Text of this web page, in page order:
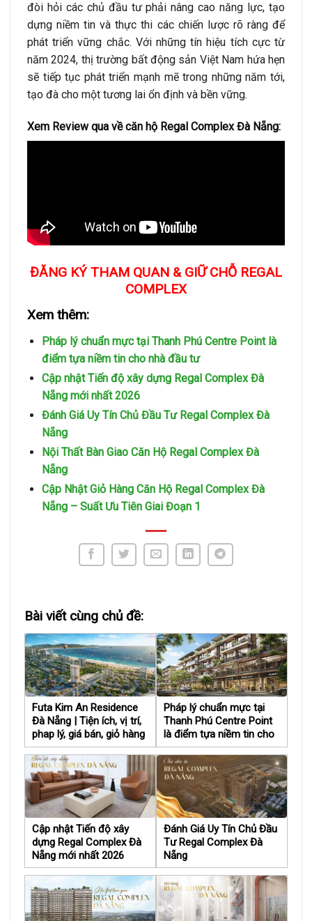
đòi hỏi các chủ đầu tư phải nâng cao năng lực, tạo
dựng niềm tin và thực thi các chiến lược rõ ràng để
phát triển vững chắc. Với những tín hiệu tích cực từ
năm 2024, thị trường bất động sản Việt Nam hứa hẹn
sẽ tiếp tục phát triển mạnh mẽ trong những năm tới,
tạo đà cho một tương lai ổn định và bền vững.
Xem Review qua về căn hộ Regal Complex Đà Nẵng:
ĐĂNG KÝ THAM QUAN & GIỮ CHỖ REGAL
COMPLEX
Xem thêm:
Pháp lý chuẩn mực tại Thanh Phú Centre Point là
điểm tựa niềm tin cho nhà đầu tư
Cập nhật Tiến độ xây dựng Regal Complex Đà
Nẵng mới nhất 2026
Đánh Giá Uy Tín Chủ Đầu Tư Regal Complex Đà
Nẵng
Nội Thất Bàn Giao Căn Hộ Regal Complex Đà
Nẵng
Cập Nhật Giỏ Hàng Căn Hộ Regal Complex Đà
Nẵng – Suất Ưu Tiên Giai Đoạn 1
Bài viết cùng chủ đề:
Futa Kim An Residence
Đà Nẵng | Tiện ích, vị trí,
phap lý, giá bán, giỏ hàng
Pháp lý chuẩn mực tại
Thanh Phú Centre Point
là điểm tựa niềm tin cho
nhà đầu tư
Cập nhật Tiến độ xây
dựng Regal Complex Đà
Nẵng mới nhất 2026
Đánh Giá Uy Tín Chủ Đầu
Tư Regal Complex Đà
Nẵng